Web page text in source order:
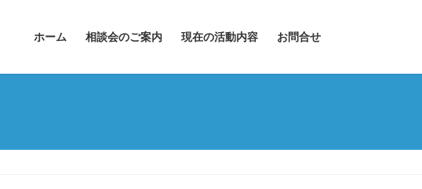
ホーム 相談会のご案内 現在の活動内容 お問合せ